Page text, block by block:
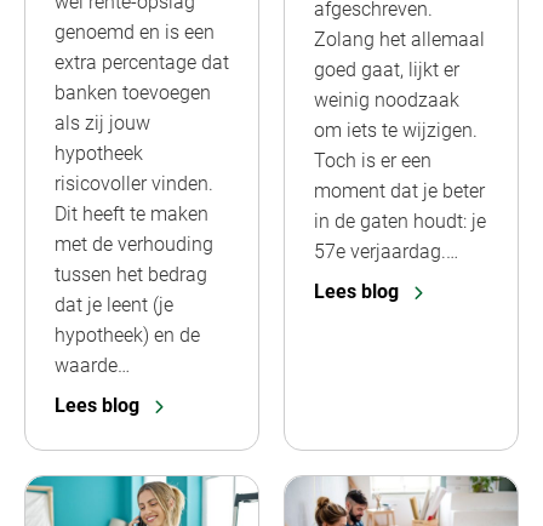
genoemd en is een
extra percentage dat
banken toevoegen
als zij jouw
hypotheek
risicovoller vinden.
Dit heeft te maken
met de verhouding
tussen het bedrag
dat je leent (je
hypotheek) en de
waarde…
Lees blog
afgeschreven.
Zolang het allemaal
goed gaat, lijkt er
weinig noodzaak
om iets te wijzigen.
Toch is er een
moment dat je beter
in de gaten houdt: je
57e verjaardag.…
Lees blog